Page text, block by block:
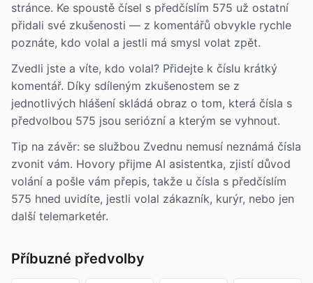
stránce. Ke spoustě čísel s předčíslím 575 už ostatní
přidali své zkušenosti — z komentářů obvykle rychle
poznáte, kdo volal a jestli má smysl volat zpět.
Zvedli jste a víte, kdo volal? Přidejte k číslu krátký
komentář. Díky sdíleným zkušenostem se z
jednotlivých hlášení skládá obraz o tom, která čísla s
předvolbou 575 jsou seriózní a kterým se vyhnout.
Tip na závěr: se službou Zvednu nemusí neznámá čísla
zvonit vám. Hovory přijme AI asistentka, zjistí důvod
volání a pošle vám přepis, takže u čísla s předčíslím
575 hned uvidíte, jestli volal zákazník, kurýr, nebo jen
další telemarketér.
Příbuzné předvolby